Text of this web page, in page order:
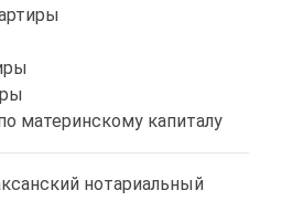
материнскому капиталу
нотариальный